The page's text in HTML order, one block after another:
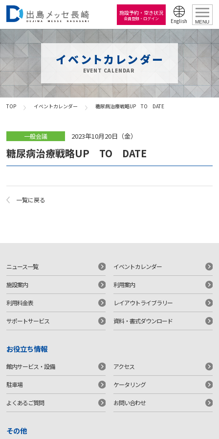
施設予約・空き状況
会員登録・ログイン English MENU
イベントカレンダー
EVENT CALENDAR
TOP イベントカレンダー 糖尿病治療戦略UP TO DATE
一般会議 2023年10月20日（金）
糖尿病治療戦略UP TO DATE
一覧に戻る
ニュース一覧 イベントカレンダー
施設案内 利用案内
利用料金表 レイアウトライブラリー
サポートサービス 資料・書式ダウンロード
お役立ち情報
館内サービス・設備 アクセス
駐車場 ケータリング
よくあるご質問 お問い合わせ
その他